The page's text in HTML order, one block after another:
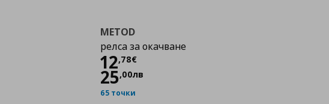
METOD
релса за окачване
12,78€
Цена
25,00лв
65 точки